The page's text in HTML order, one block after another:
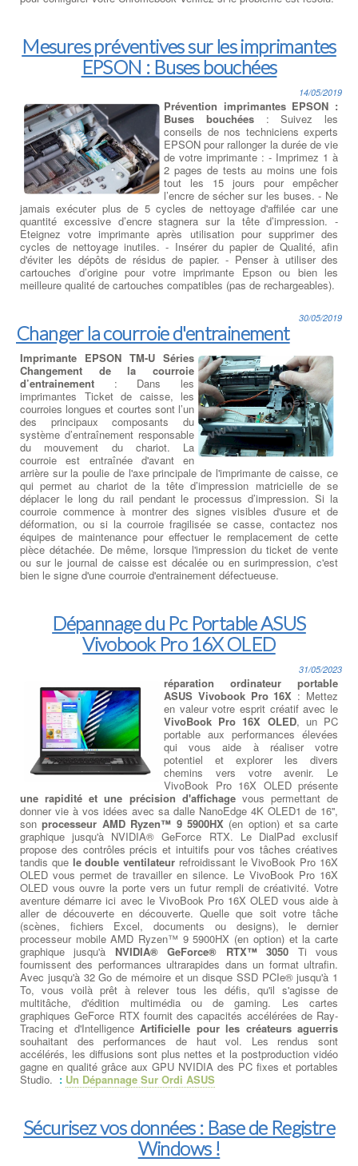
Mesures préventives sur les imprimantes
EPSON : Buses bouchées
14/05/2019
Prévention imprimantes EPSON :
Buses bouchées: Suivez les
conseils de nos techniciens experts
EPSON pour rallonger la durée de vie
de votre imprimante : - Imprimez 1 à
2 pages de tests au moins une fois
tout les 15 jours pour empêcher
l’encre de sécher sur les buses. - Ne
jamais exécuter plus de 5 cycles de nettoyage d'affilée car une
quantité excessive d’encre stagnera sur la tête d’impression. -
Eteignez votre imprimante après utilisation pour supprimer des
cycles de nettoyage inutiles. - Insérer du papier de Qualité, afin
d'éviter les dépôts de résidus de papier. - Penser à utiliser des
cartouches d’origine pour votre imprimante Epson ou bien les
meilleure qualité de cartouches compatibles (pas de rechargeables).
Changer la courroie d'entrainement
30/05/2019
Imprimante EPSON TM-U Séries
Changement de la courroie
d’entrainement : Dans les
imprimantes Ticket de caisse, les
courroies longues et courtes sont l’un
des principaux composants du
système d’entraînement responsable
du mouvement du chariot. La
courroie est entraînée d'avant en
arrière sur la poulie de l'axe principale de l'imprimante de caisse, ce
qui permet au chariot de la tête d’impression matricielle de se
déplacer le long du rail pendant le processus d’impression. Si la
courroie commence à montrer des signes visibles d'usure et de
déformation, ou si la courroie fragilisée se casse, contactez nos
équipes de maintenance pour effectuer le remplacement de cette
pièce détachée. De même, lorsque l'impression du ticket de vente
ou sur le journal de caisse est décalée ou en surimpression, c'est
bien le signe d'une courroie d'entrainement défectueuse.
Dépannage du Pc Portable ASUS
Vivobook Pro 16X OLED
31/05/2023
réparation ordinateur portable
ASUS Vivobook Pro 16X : Mettez
en valeur votre esprit créatif avec le
VivoBook Pro 16X OLED, un PC
portable aux performances élevées
qui vous aide à réaliser votre
potentiel et explorer les divers
chemins vers votre avenir. Le
VivoBook Pro 16X OLED présente
une rapidité et une précision d'affichagevous permettant de
donner vie à vos idées avec sa dalle NanoEdge 4K OLED1 de 16'',
sonprocesseur AMD Ryzen™ 9 5900HX (en option) et sa carte
graphique jusqu'à NVIDIA® GeForce RTX. Le DialPad exclusif
propose des contrôles précis et intuitifs pour vos tâches créatives
tandis que le double ventilateur refroidissant le VivoBook Pro 16X
OLED vous permet de travailler en silence. Le VivoBook Pro 16X
OLED vous ouvre la porte vers un futur rempli de créativité. Votre
aventure démarre ici avec le VivoBook Pro 16X OLED vous aide à
aller de découverte en découverte. Quelle que soit votre tâche
(scènes, fichiers Excel, documents ou designs), le dernier
processeur mobile AMD Ryzen™ 9 5900HX (en option) et la carte
graphique jusqu'à NVIDIA® GeForce® RTX™ 3050 Ti vous
fournissent des performances ultrarapides dans un format ultrafin.
Avec jusqu'à 32 Go de mémoire et un disque SSD PCIe® jusqu'à 1
To, vous voilà prêt à relever tous les défis, qu'il s'agisse de
multitâche, d'édition multimédia ou de gaming. Les cartes
graphiques GeForce RTX fournit des capacités accélérées de Ray-
Tracing et d'IntelligenceArtificielle pour les créateurs aguerris
souhaitant des performances de haut vol. Les rendus sont
accélérés, les diffusions sont plus nettes et la postproduction vidéo
gagne en qualité grâce aux GPU NVIDIA des PC fixes et portables
Studio. : Un Dépannage Sur Ordi ASUS
Sécurisez vos données : Base de Registre
Windows !